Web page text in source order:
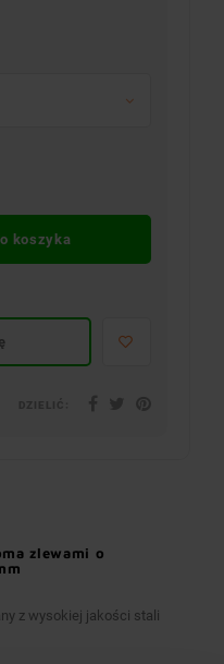
koszyka
zlewami o
z wysokiej jakości stali